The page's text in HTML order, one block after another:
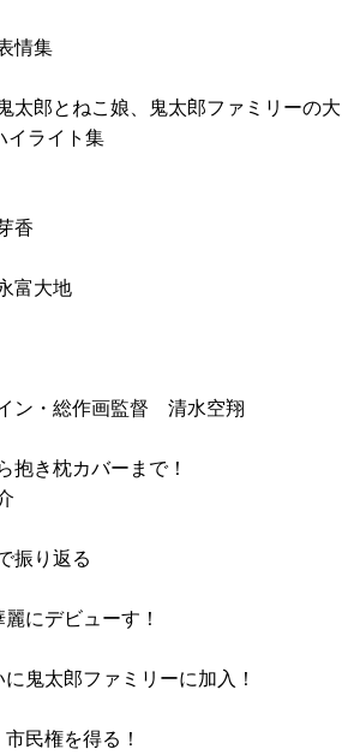
情集
太郎とねこ娘、鬼太郎ファミリーの大
ライト集
香
富大地
ン・総作画監督 清水空翔
抱き枕カバーまで！
振り返る
にデビューす！
に鬼太郎ファミリーに加入！
民権を得る！